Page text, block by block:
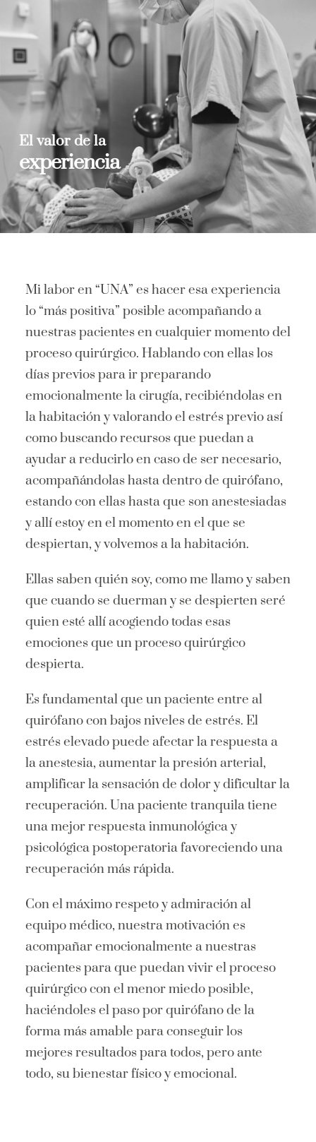
El valor de la
experiencia
Mi labor en “UNA” es hacer esa experiencia
lo “más positiva” posible acompañando a
nuestras pacientes en cualquier momento del
proceso quirúrgico. Hablando con ellas los
días previos para ir preparando
emocionalmente la cirugía, recibiéndolas en
la habitación y valorando el estrés previo así
como buscando recursos que puedan a
ayudar a reducirlo en caso de ser necesario,
acompañándolas hasta dentro de quirófano,
estando con ellas hasta que son anestesiadas
y allí estoy en el momento en el que se
despiertan, y volvemos a la habitación.
Ellas saben quién soy, como me llamo y saben
que cuando se duerman y se despierten seré
quien esté allí acogiendo todas esas
emociones que un proceso quirúrgico
despierta.
Es fundamental que un paciente entre al
quirófano con bajos niveles de estrés. El
estrés elevado puede afectar la respuesta a
la anestesia, aumentar la presión arterial,
amplificar la sensación de dolor y dificultar la
recuperación. Una paciente tranquila tiene
una mejor respuesta inmunológica y
psicológica postoperatoria favoreciendo una
recuperación más rápida.
Con el máximo respeto y admiración al
equipo médico, nuestra motivación es
acompañar emocionalmente a nuestras
pacientes para que puedan vivir el proceso
quirúrgico con el menor miedo posible,
haciéndoles el paso por quirófano de la
forma más amable para conseguir los
mejores resultados para todos, pero ante
todo, su bienestar físico y emocional.